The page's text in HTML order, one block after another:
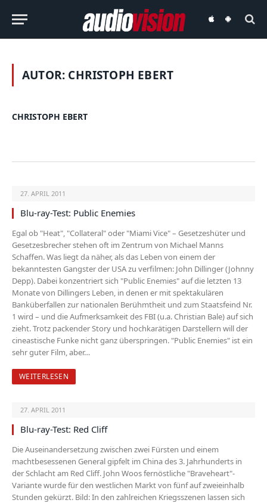
audiovisionaudiovision
AUTOR: CHRISTOPH EBERT
CHRISTOPH EBERT
27. APRIL 2011
Blu-ray-Test: Public Enemies
Egal ob "Heat", "Collateral" oder "Miami Vice" – Gesetzeshüter und
Gesetzesbrecher stehen oft im Zentrum von Michael Manns
Schaffen. Was liegt da näher, als das Leben von einem der
bekanntesten Gangster der USA zu verfilmen: John Dillinger (Johnny
Depp). Dabei konzentriert sich "Public Enemies" auf die letzten 13
Monate von Dillingers Leben, in denen er mit spektakulären
Banküberfallen zur nationalen Berühmtheit und zum Staatsfeind Nr.
1 wird – und die Aufmerksamkeit des FBI (u.a. Christian Bale) auf sich
zieht. Trotz packender Story und hochkarätigen Darstellern will der
cineastische Funke nicht ganz überspringen. "Public Enemies" ist ein
sehr guter Film, aber…
WEITERLESEN
27. APRIL 2011
Blu-ray-Test: Red Cliff
Die Auseinandersetzung zwischen zwei Fürsten und einem
machtbesessenen General gipfelt im China des 3. Jahrhunderts in
der Schlacht am Red Cliff. John Woos fernöstliche "Braveheart"-
Variante wurde für den westlichen Markt von fünf auf zweieinhalb
Stunden gekürzt. Bild: In den zahlreichen Kriegsszenen lassen sich